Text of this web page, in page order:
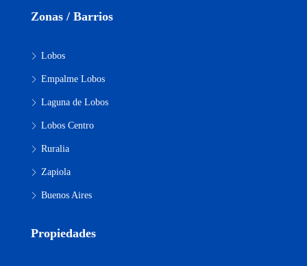
Zonas / Barrios
Lobos
Empalme Lobos
Laguna de Lobos
Lobos Centro
Ruralia
Zapiola
Buenos Aires
Propiedades